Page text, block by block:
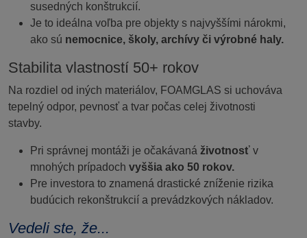
susedných konštrukcií.
Je to ideálna voľba pre objekty s najvyššími nárokmi,
ako sú nemocnice, školy, archívy či výrobné haly.
Stabilita vlastností 50+ rokov
Na rozdiel od iných materiálov, FOAMGLAS si uchováva
tepelný odpor, pevnosť a tvar počas celej životnosti
stavby.
Pri správnej montáži je očakávaná životnosť v
mnohých prípadoch vyššia ako 50 rokov.
Pre investora to znamená drastické zníženie rizika
budúcich rekonštrukcií a prevádzkových nákladov.
Vedeli ste, že...